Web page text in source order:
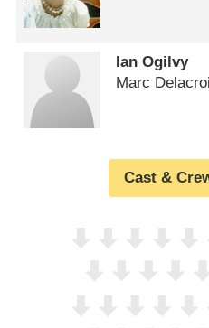
Ian Ogilvy
Marc
Cast &